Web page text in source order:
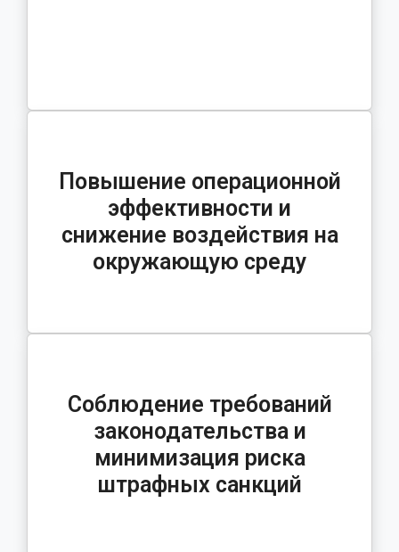
Повышение операционной
эффективности и
снижение воздействия на
окружающую среду
Соблюдение требований
законодательства и
минимизация риска
штрафных санкций